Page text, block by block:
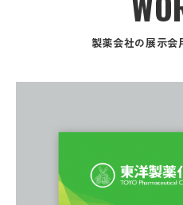
製薬会社の展示会